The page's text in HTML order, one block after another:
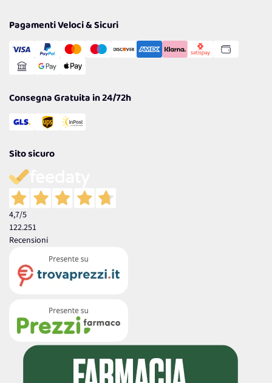
Cookie Policy
Gestisci Cookie
Reso Facile e Veloce
Pagamenti Veloci & Sicuri
Consegna Gratuita in 24/72h
Sito sicuro
4,7/5
122.251
Recensioni